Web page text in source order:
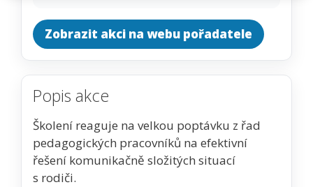
Zobrazit akci na webu pořadatele
Popis akce
Školení reaguje na velkou poptávku z řad
pedagogických pracovníků na efektivní
řešení komunikačně složitých situací
s rodiči.